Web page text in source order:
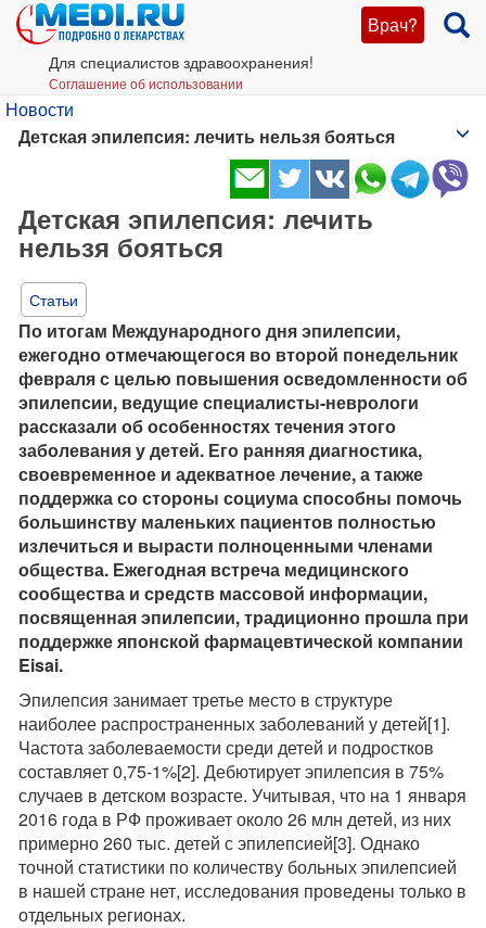
Врач?
Для специалистов здравоохранения!
Соглашение об использовании
Новости
Детская эпилепсия: лечить нельзя бояться
Детская эпилепсия: лечить
нельзя бояться
Статьи
По итогам Международного дня эпилепсии,
ежегодно отмечающегося во второй понедельник
февраля с целью повышения осведомленности об
эпилепсии, ведущие специалисты-неврологи
рассказали об особенностях течения этого
заболевания у детей. Его ранняя диагностика,
своевременное и адекватное лечение, а также
поддержка со стороны социума способны помочь
большинству маленьких пациентов полностью
излечиться и вырасти полноценными членами
общества. Ежегодная встреча медицинского
сообщества и средств массовой информации,
посвященная эпилепсии, традиционно прошла при
поддержке японской фармацевтической компании
Eisai.
Эпилепсия занимает третье место в структуре
наиболее распространенных заболеваний у детей[1].
Частота заболеваемости среди детей и подростков
составляет 0,75-1%[2]. Дебютирует эпилепсия в 75%
случаев в детском возрасте. Учитывая, что на 1 января
2016 года в РФ проживает около 26 млн детей, из них
примерно 260 тыс. детей с эпилепсией[3]. Однако
точной статистики по количеству больных эпилепсией
в нашей стране нет, исследования проведены только в
отдельных регионах.